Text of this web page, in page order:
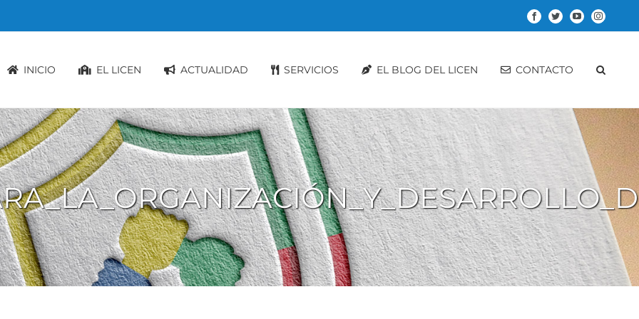
FacebookTwitterYouTubeInstagram
INICIO EL LICEN ACTUALIDAD SERVICIOS EL BLOG DEL LICEN CONTACTO